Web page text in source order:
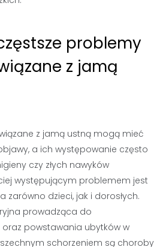
problemy
z jamą
z jamą ustną mogą mieć
a ich występowanie często
czy złych nawyków
występującym problemem jest
zarówno dzieci, jak i dorosłych.
prowadząca do
oraz powstawania ubytków w
schorzeniem są choroby